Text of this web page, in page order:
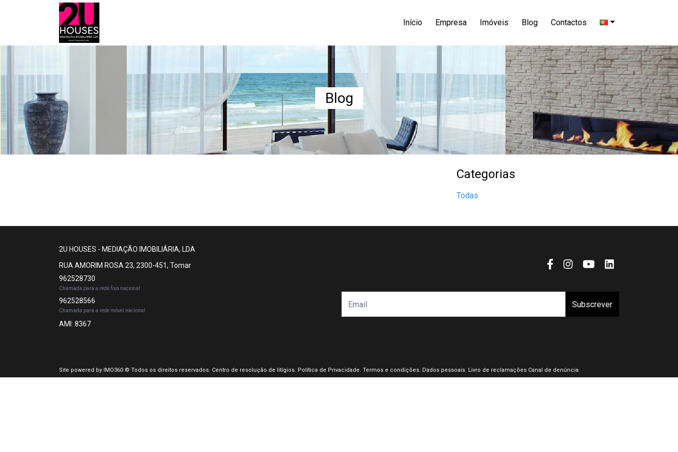
Início Empresa Imóveis Blog Contactos
Blog
Categorias
Todas
2U HOUSES - MEDIAÇÃO IMOBILIÁRIA, LDA
RUA AMORIM ROSA 23, 2300-451, Tomar
962528730
Chamada para a rede fixa nacional
962528566
Chamada para a rede móvel nacional
AMI: 8367
Subscrever
Site powered by IMO360 © Todos os direitos reservados. Centro de resolução de litígios. Política de Privacidade. Termos e condições. Dados pessoais. Livro de reclamações Canal de denúncia